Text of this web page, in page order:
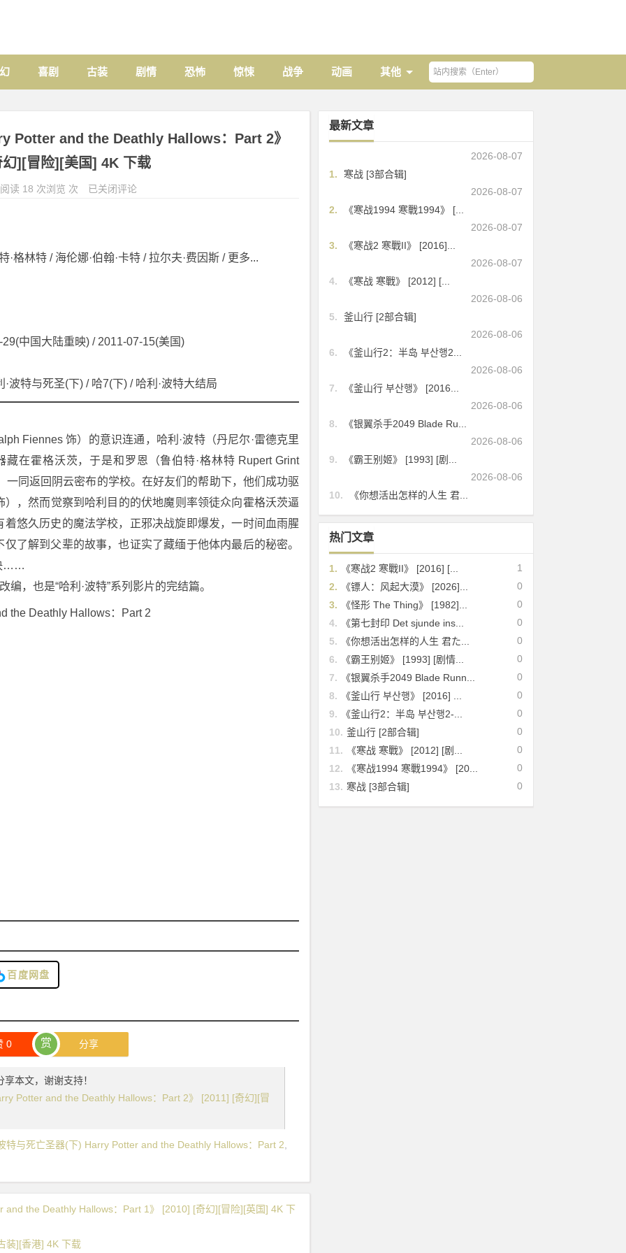
喜剧 古装 剧情 恐怖 惊悚 战争 动画 其他
Potter and the Deathly Hallows：Part 2》
][冒险][美国] 4K 下载
阅读 18 次浏览 次 已关闭评论
·格林特 / 海伦娜·伯翰·卡特 / 拉尔夫·费因斯 / 更多...
中国大陆重映) / 2011-07-15(美国)
波特与死圣(下) / 哈7(下) / 哈利·波特大结局
Fiennes 饰）的意识连通，哈利·波特（丹尼尔·雷德克里
在霍格沃茨，于是和罗恩（鲁伯特·格林特 Rupert Grint
一同返回阴云密布的学校。在好友们的帮助下，他们成功驱
，然而觉察到哈利目的的伏地魔则率领徒众向霍格沃茨逼
悠久历史的魔法学校，正邪决战旋即爆发，一时间血雨腥
了解到父辈的故事，也证实了藏缅于他体内最后的秘密。
……
也是“哈利·波特”系列影片的完结篇。
百度网盘
0 赏 分享
本文，谢谢支持！
Potter and the Deathly Hallows：Part 2》 [2011] [奇幻][冒
特与死亡圣器(下) Harry Potter and the Deathly Hallows：Part 2
and the Deathly Hallows：Part 1》 [2010] [奇幻][冒险][英国] 4K 下
装][香港] 4K 下载
最新文章
2026-08-07
1.
寒战 [3部合辑]
2026-08-07
2.
《寒战1994 寒戰1994》 [...
2026-08-07
3.
《寒战2 寒戰II》 [2016]...
2026-08-07
4.
《寒战 寒戰》 [2012] [...
2026-08-06
5.
釜山行 [2部合辑]
2026-08-06
6.
《釜山行2：半岛 부산행2...
2026-08-06
7.
《釜山行 부산행》 [2016...
2026-08-06
8.
《银翼杀手2049 Blade Ru...
2026-08-06
9.
《霸王别姬》 [1993] [剧...
2026-08-06
10.
《你想活出怎样的人生 君...
热门文章
1
1.
《寒战2 寒戰II》 [2016] [...
0
2.
《镖人：风起大漠》 [2026]...
0
3.
《怪形 The Thing》 [1982]...
0
4.
《第七封印 Det sjunde ins...
0
5.
《你想活出怎样的人生 君た...
0
6.
《霸王别姬》 [1993] [剧情...
0
7.
《银翼杀手2049 Blade Runn...
0
8.
《釜山行 부산행》 [2016] ...
0
9.
《釜山行2：半岛 부산행2-...
0
10. 釜山行 [2部合辑]
0
11.
《寒战 寒戰》 [2012] [剧...
0
12.
《寒战1994 寒戰1994》 [20...
0
13. 寒战 [3部合辑]